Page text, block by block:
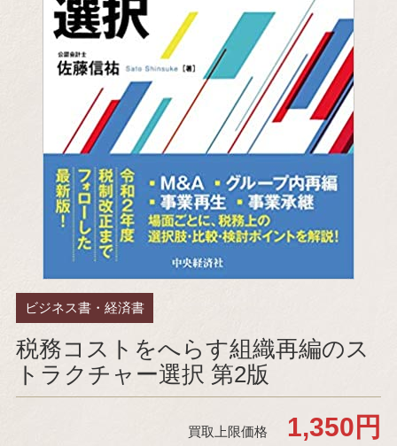
ビジネス書・経済書
税務コストをへらす組織再編のス
トラクチャー選択 第2版
買取上限価格 1,350円